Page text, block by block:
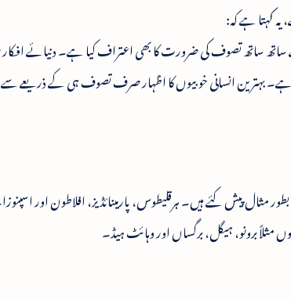
کہتا ہے کہ:
ساتھ تصوف کی ضرورت کا بھی اعتراف کیا ہے۔ دنیائے افکار
بہترین انسانی خوبیوں کا اظہار صرف تصوف ہی کے ذریعے
پیش کئے ہیں۔ ہرقلیطوس، پارمینائڈیز، افلاطون اور
برونو، ہیگل، برگساں اور وہائٹ ہیڈ۔